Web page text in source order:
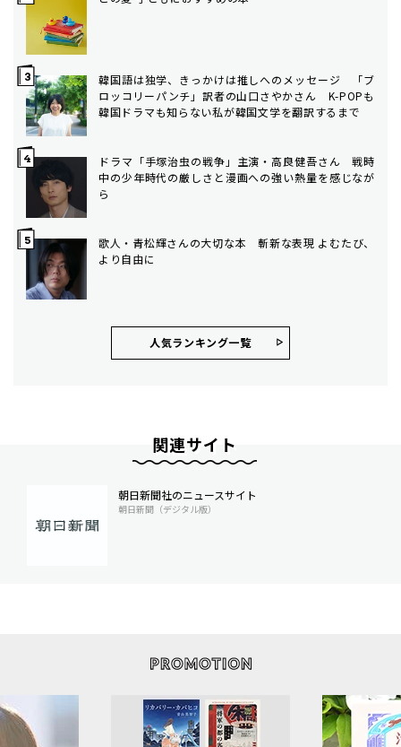
韓国語は独学、きっかけは推しへのメッセージ 「ブ
ロッコリーパンチ」訳者の山口さやかさん K-POPも
韓国ドラマも知らない私が韓国文学を翻訳するまで
ドラマ「手塚治虫の戦争」主演・高良健吾さん 戦時
中の少年時代の厳しさと漫画への強い熱量を感じなが
ら
歌人・青松輝さんの大切な本 斬新な表現 よむたび、
より自由に
人気ランキング⼀覧
関連サイト
朝日新聞社のニュースサイト
朝日新聞（デジタル版）